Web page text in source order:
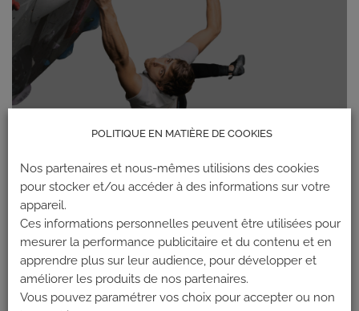
Les commentaires et les rétroliens sont actuellement fermés.
←Précédent
Suivant→
POLITIQUE EN MATIÈRE DE COOKIES
Nos partenaires et nous-mêmes utilisions des cookies
pour stocker et/ou accéder à des informations sur votre
appareil.
Ces informations personnelles peuvent être utilisées pour
mesurer la performance publicitaire et du contenu et en
apprendre plus sur leur audience, pour développer et
améliorer les produits de nos partenaires.
Vous pouvez paramétrer vos choix pour accepter ou non